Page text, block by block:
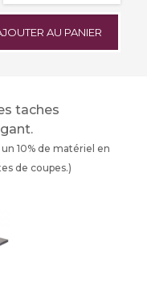
AU PANIER
taches
10% de matériel en
de coupes.)